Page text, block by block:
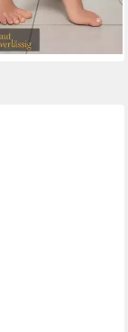
5 Werktagen bei dir